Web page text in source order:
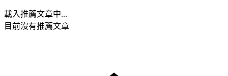
載入推薦文章中...
目前沒有推薦文章